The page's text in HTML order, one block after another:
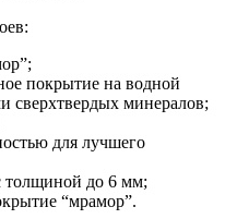
покрытие на водной
сверхтвердых минералов;
для лучшего
толщиной до 6 мм;
“мрамор”.